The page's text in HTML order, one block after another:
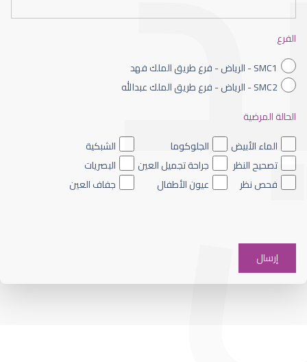
ضعف نظر الاطفال
ضعف نظر العين اليسرى
الفرع
SMC1 - الرياض - فرع طريق الملك فهد
SMC2 - الرياض - فرع طريق الملك عبدالله
الحالة المرضية
الماء الأبيض
الجلوكوما
الشبكية
تصحيح النظر
جراحة تجميل العين
البصريات
فحص نظر
عيون الأطفال جفاف العين